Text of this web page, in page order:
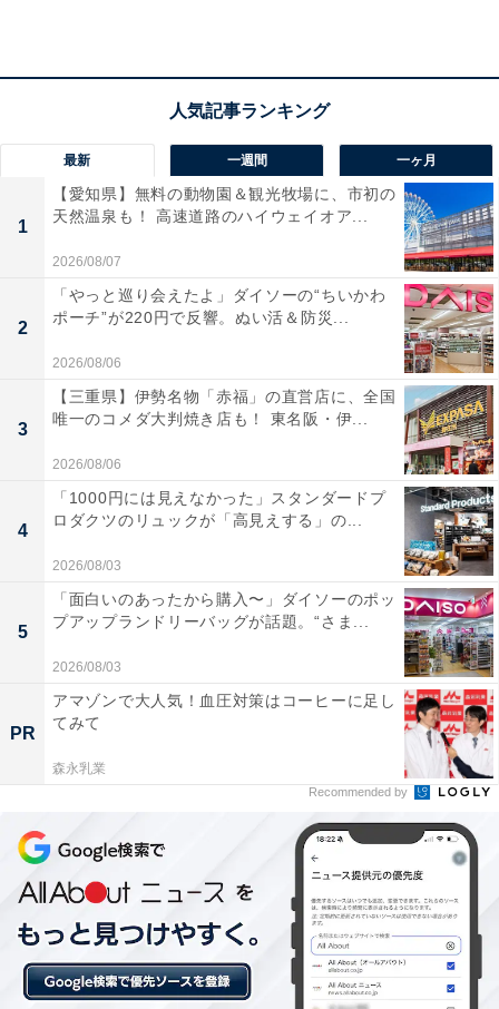
ラッキーポイント……ミッドナイトブルー、イニシ
ャルモチーフ、船の旅、チョコサブレ
他の星座の運勢も見る
【2月の運勢】おひつじ座（牡羊座）
【2月の運勢】おうし座（牡牛座）
【2月の運勢】ふたご座（双子座）※今見ている記事
【2月の運勢】かに座（蟹座）
【2月の運勢】しし座（獅子座）
【2月の運勢】おとめ座（乙女座）
【2月の運勢】てんびん座（天秤座）
【2月の運勢】さそり座（蠍座）
【2月の運勢】いて座（射手座）
【2月の運勢】やぎ座（山羊座）
【2月の運勢】みずがめ座（水瓶座）
最新 一週間 一ヶ月
1
【愛知県】無料の動物園＆観光牧場に、市初の
天然温泉も！ 高速道路のハイウェイオア...
2026/08/07
2
「やっと巡り会えたよ」ダイソーの“ちいかわ
ポーチ”が220円で反響。ぬい活＆防災...
2026/08/06
3
【三重県】伊勢名物「赤福」の直営店に、全国
唯一のコメダ大判焼き店も！ 東名阪・伊...
2026/08/06
4
「1000円には見えなかった」スタンダードプ
ロダクツのリュックが「高見えする」の...
2026/08/03
5
「面白いのあったから購入〜」ダイソーのポッ
プアップランドリーバッグが話題。“さま...
2026/08/03
PR
アマゾンで大人気！血圧対策はコーヒーに足し
てみて
森永乳業
Recommended by